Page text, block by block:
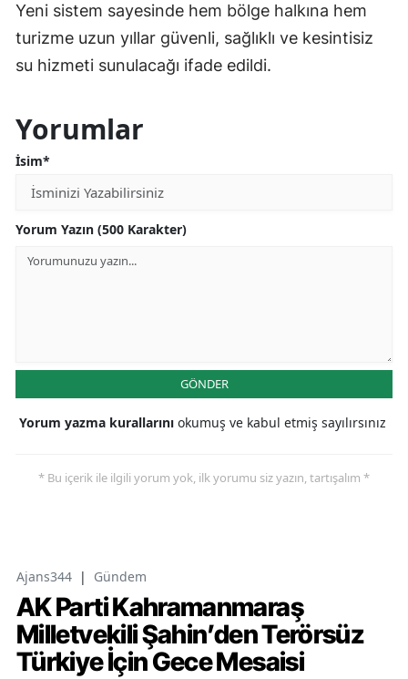
Yeni sistem sayesinde hem bölge halkına hem
turizme uzun yıllar güvenli, sağlıklı ve kesintisiz
su hizmeti sunulacağı ifade edildi.
Yorumlar
İsim*
Yorum Yazın (500 Karakter)
GÖNDER
Yorum yazma kurallarını okumuş ve kabul etmiş sayılırsınız
* Bu içerik ile ilgili yorum yok, ilk yorumu siz yazın, tartışalım *
Ajans344 | Gündem
AK Parti Kahramanmaraş
Milletvekili Şahin’den Terörsüz
Türkiye İçin Gece Mesaisi